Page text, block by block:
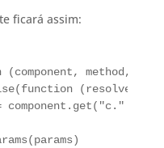
ficará assim:
(component, method,
(resolve,
component.get("c." +